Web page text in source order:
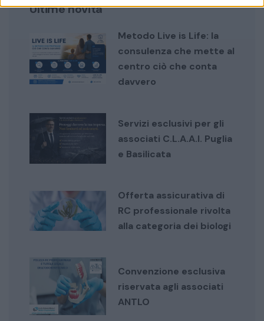
Ultime novità
Metodo Live is Life: la
consulenza che mette al
centro ciò che conta
davvero
Servizi esclusivi per gli
associati C.L.A.A.I. Puglia
e Basilicata
Offerta assicurativa di
RC professionale rivolta
alla categoria dei biologi
Convenzione esclusiva
riservata agli associati
ANTLO